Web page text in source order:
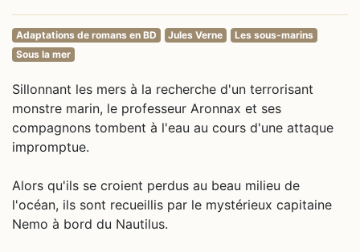
Adaptations de romans en BD Jules Verne
Les sous-marins
Sous la mer
Sillonnant les mers à la recherche d'un terrorisant
monstre marin, le professeur Aronnax et ses
compagnons tombent à l'eau au cours d'une attaque
impromptue.
Alors qu'ils se croient perdus au beau milieu de
l'océan, ils sont recueillis par le mystérieux capitaine
Nemo à bord du Nautilus.